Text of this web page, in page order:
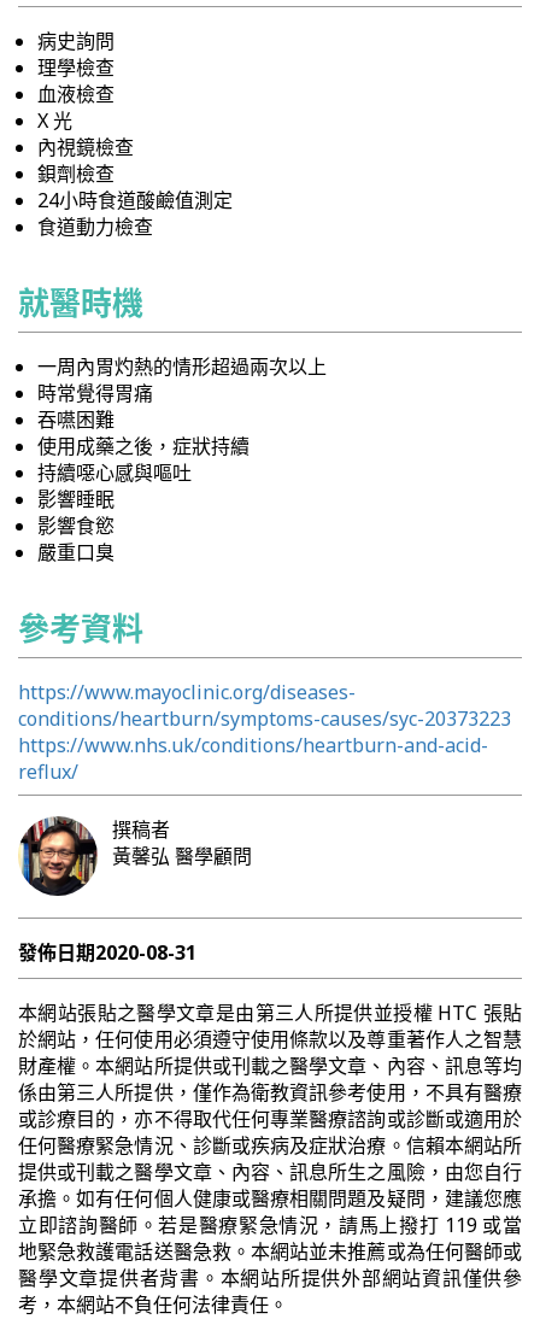
病史詢問
理學檢查
血液檢查
X 光
內視鏡檢查
鋇劑檢查
24小時食道酸鹼值測定
食道動力檢查
就醫時機
一周內胃灼熱的情形超過兩次以上
時常覺得胃痛
吞嚥困難
使用成藥之後，症狀持續
持續噁心感與嘔吐
影響睡眠
影響食慾
嚴重口臭
參考資料
https://www.mayoclinic.org/diseases-
conditions/heartburn/symptoms-causes/syc-20373223
https://www.nhs.uk/conditions/heartburn-and-acid-
reflux/
撰稿者
黃馨弘 醫學顧問
發佈日期2020-08-31
本網站張貼之醫學文章是由第三人所提供並授權 HTC 張貼
於網站，任何使用必須遵守使用條款以及尊重著作人之智慧
財產權。本網站所提供或刊載之醫學文章、內容、訊息等均
係由第三人所提供，僅作為衛教資訊參考使用，不具有醫療
或診療目的，亦不得取代任何專業醫療諮詢或診斷或適用於
任何醫療緊急情況、診斷或疾病及症狀治療。信賴本網站所
提供或刊載之醫學文章、內容、訊息所生之風險，由您自行
承擔。如有任何個人健康或醫療相關問題及疑問，建議您應
立即諮詢醫師。若是醫療緊急情況，請馬上撥打 119 或當
地緊急救護電話送醫急救。本網站並未推薦或為任何醫師或
醫學文章提供者背書。本網站所提供外部網站資訊僅供參
考，本網站不負任何法律責任。